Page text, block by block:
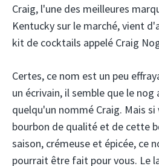
Craig, l'une des meilleures
Kentucky sur le marché, vient
kit de cocktails appelé Craig
Certes, ce nom est un peu
un écrivain, il semble que le
quelqu'un nommé Craig. Mais
bourbon de qualité et de cette
saison, crémeuse et épicée, ce
pourrait être fait pour vous. Le